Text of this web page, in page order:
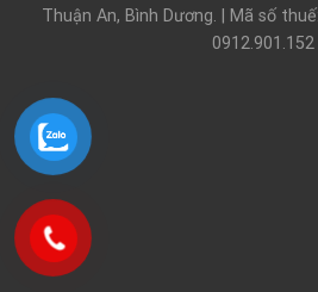
Thuận An, Bình Dương. | Mã số
0912.901.152 |